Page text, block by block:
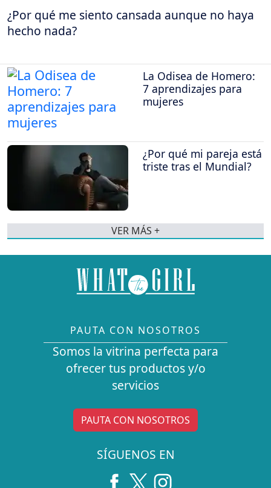
¿Por qué me siento cansada aunque no haya
hecho nada?
La Odisea de Homero:
7 aprendizajes para
mujeres
¿Por qué mi pareja está
triste tras el Mundial?
VER MÁS +
PAUTA CON NOSOTROS
Somos la vitrina perfecta para
ofrecer tus productos y/o
servicios
PAUTA CON NOSOTROS
SÍGUENOS EN